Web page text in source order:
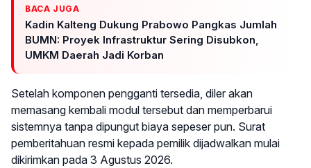
BACA JUGA
Kadin Kalteng Dukung Prabowo Pangkas Jumlah
BUMN: Proyek Infrastruktur Sering Disubkon,
UMKM Daerah Jadi Korban
Setelah komponen pengganti tersedia, diler akan
memasang kembali modul tersebut dan memperbarui
sistemnya tanpa dipungut biaya sepeser pun. Surat
pemberitahuan resmi kepada pemilik dijadwalkan mulai
dikirimkan pada 3 Agustus 2026.